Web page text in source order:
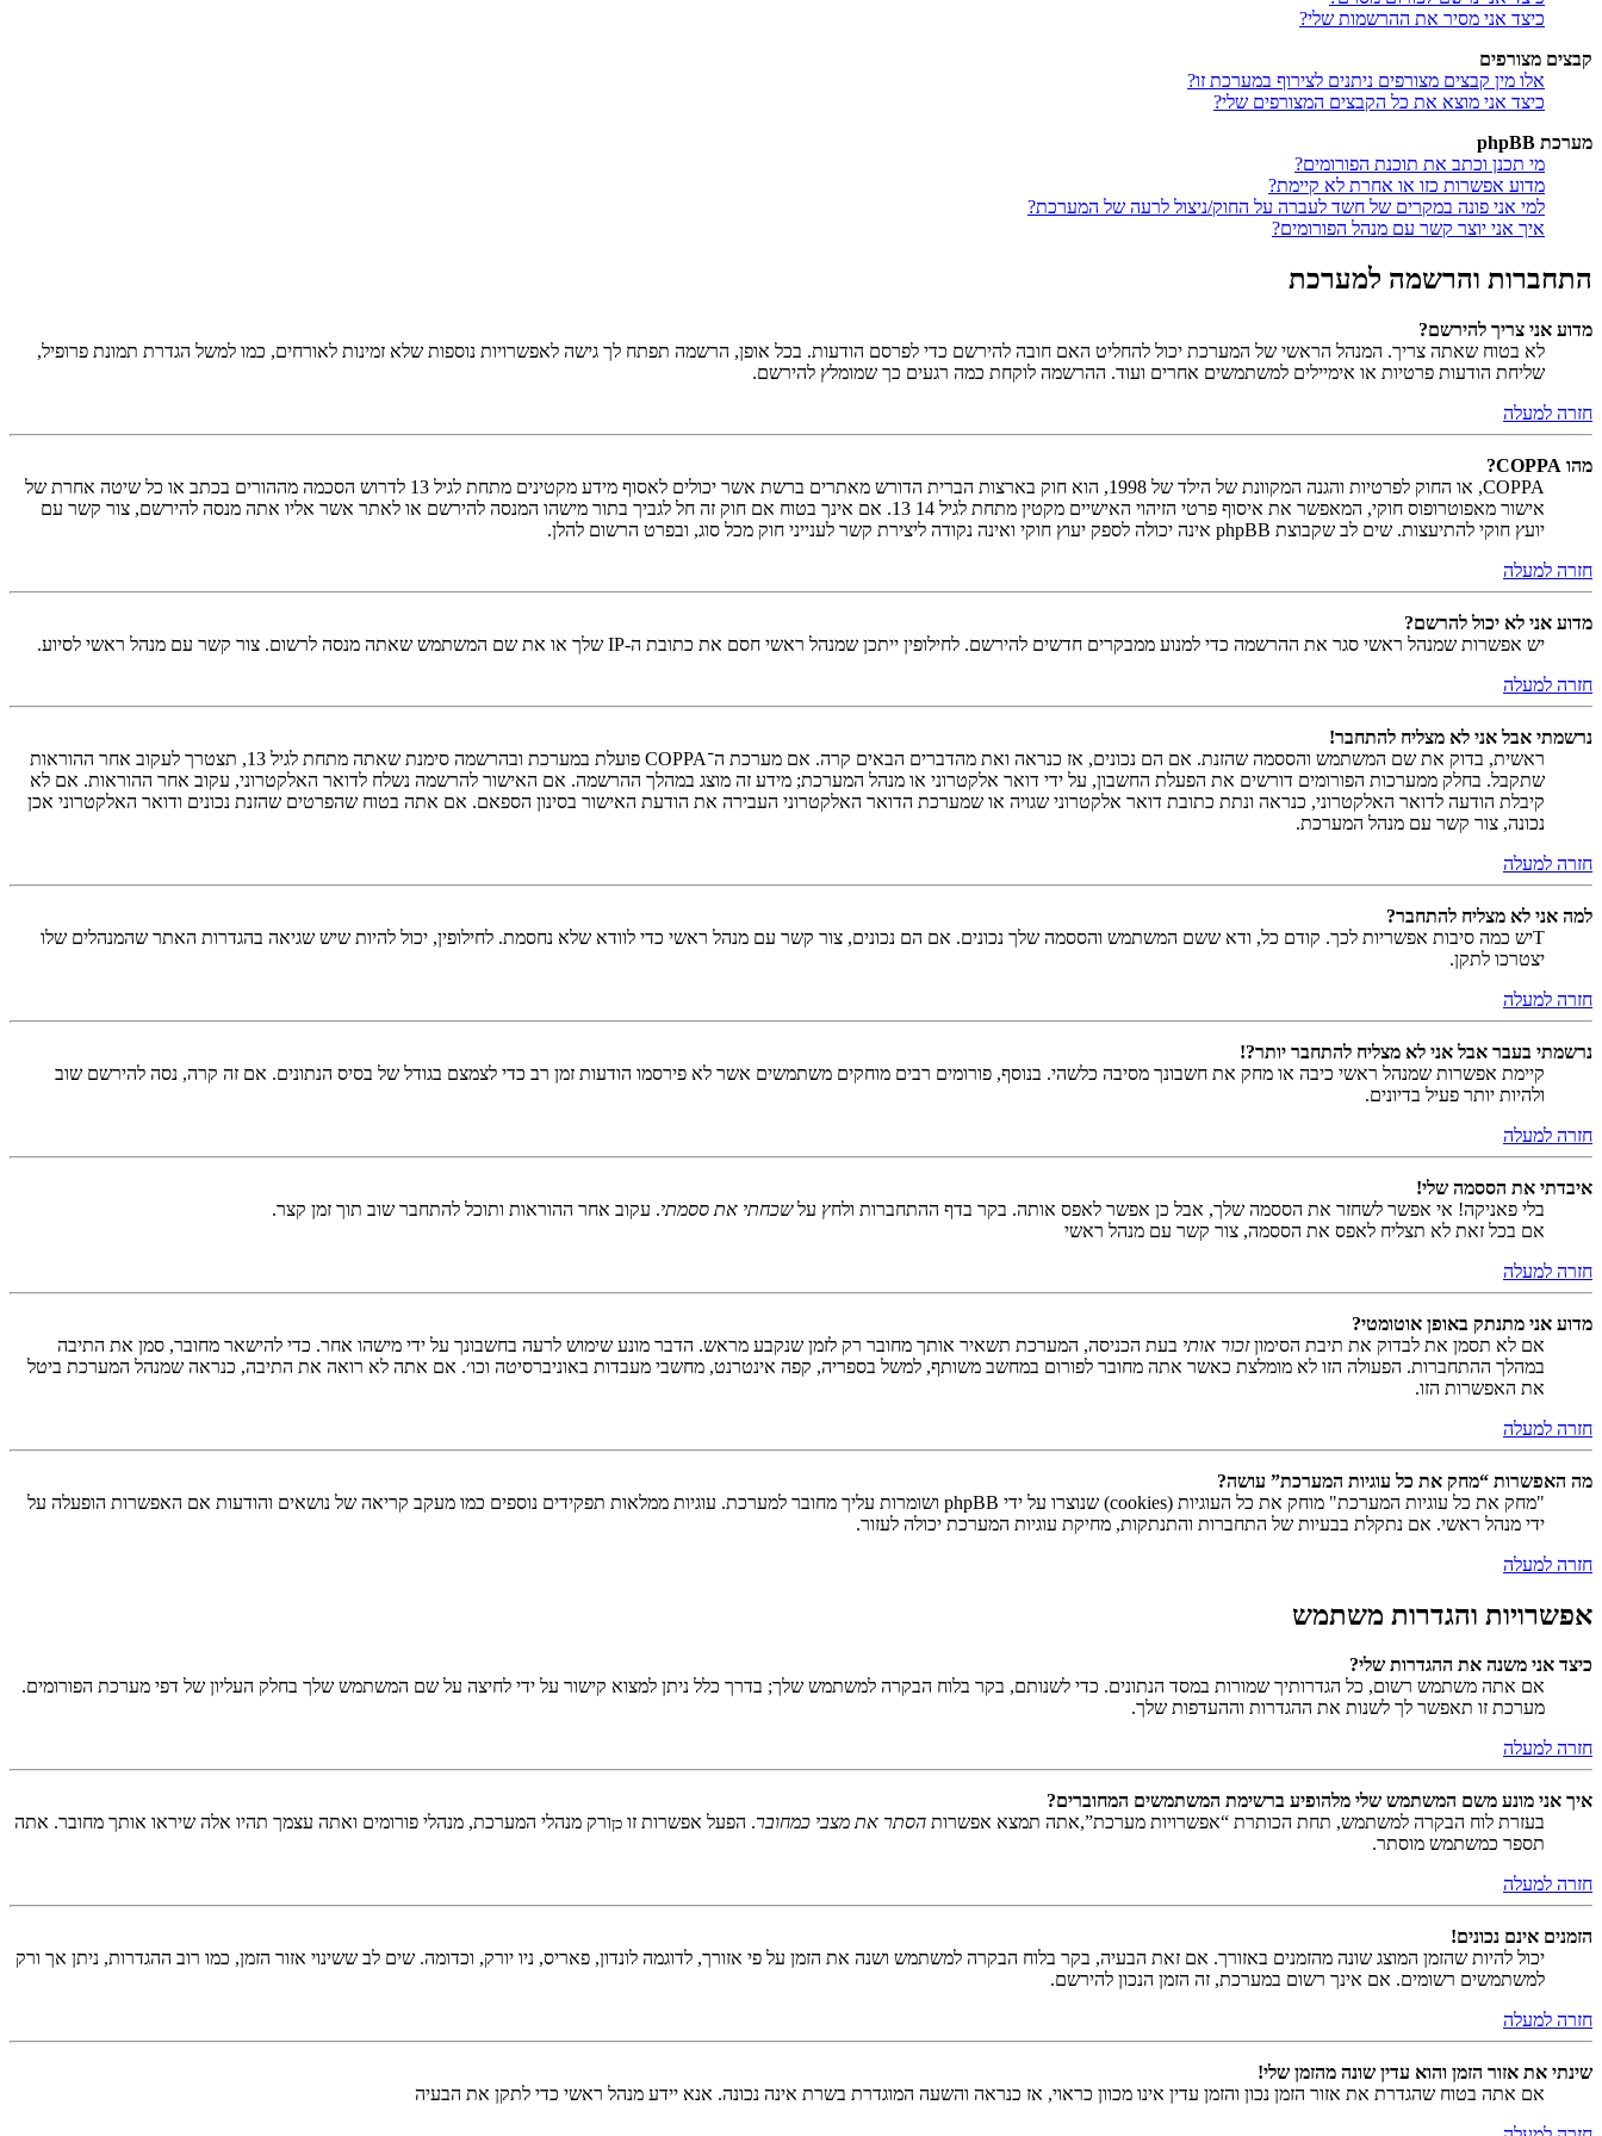
כיצד אני מסיר את ההרשמות שלי?
קבצים מצורפים
אלו מין קבצים מצורפים ניתנים לצירוף במערכת זו?
כיצד אני מוצא את כל הקבצים המצורפים שלי?
מערכת phpBB
מי תכנן וכתב את תוכנת הפורומים?
מדוע אפשרות כזו או אחרת לא קיימת?
למי אני פונה במקרים של חשד לעברה על החוק/ניצול לרעה של המערכת?
איך אני יוצר קשר עם מנהל הפורומים?
התחברות והרשמה למערכת
מדוע אני צריך להירשם?
לא בטוח שאתה צריך. המנהל הראשי של המערכת יכול להחליט האם חובה להירשם כדי לפרסם הודעות. בכל אופן, הרשמה תפתח לך גישה לאפשרויות נוספות שלא זמינות לאורחים, כמו למשל הגדרת תמונת פרופיל,
שליחת הודעות פרטיות או אימיילים למשתמשים אחרים ועוד. ההרשמה לוקחת כמה רגעים כך שמומלץ להירשם.
חזרה למעלה
מהו COPPA?
COPPA, או החוק לפרטיות והגנה המקוונת של הילד של 1998, הוא חוק בארצות הברית הדורש מאתרים ברשת אשר יכולים לאסוף מידע מקטינים מתחת לגיל 13 לדרוש הסכמה מההורים בכתב או כל שיטה אחרת של
אישור מאפוטרופוס חוקי, המאפשר את איסוף פרטי הזיהוי האישיים מקטין מתחת לגיל 14 13. אם אינך בטוח אם חוק זה חל לגביך בתור מישהו המנסה להירשם או לאתר אשר אליו אתה מנסה להירשם, צור קשר עם
יועץ חוקי להתיעצות. שים לב שקבוצת phpBB אינה יכולה לספק יעוץ חוקי ואינה נקודה ליצירת קשר לענייני חוק מכל סוג, ובפרט הרשום להלן.
חזרה למעלה
מדוע אני לא יכול להרשם?
יש אפשרות שמנהל ראשי סגר את ההרשמה כדי למנוע ממבקרים חדשים להירשם. לחילופין ייתכן שמנהל ראשי חסם את כתובת ה-IP שלך או את שם המשתמש שאתה מנסה לרשום. צור קשר עם מנהל ראשי לסיוע.
חזרה למעלה
נרשמתי אבל אני לא מצליח להתחבר!
ראשית, בדוק את שם המשתמש והססמה שהזנת. אם הם נכונים, אז כנראה ואת מהדברים הבאים קרה. אם מערכת ה־COPPA פועלת במערכת ובהרשמה סימנת שאתה מתחת לגיל 13, תצטרך לעקוב אחר ההוראות
שתקבל. בחלק ממערכות הפורומים דורשים את הפעלת החשבון, על ידי דואר אלקטרוני או מנהל המערכת; מידע זה מוצג במהלך ההרשמה. אם האישור להרשמה נשלח לדואר האלקטרוני, עקוב אחר ההוראות. אם לא
קיבלת הודעה לדואר האלקטרוני, כנראה ונתת כתובת דואר אלקטרוני שגויה או שמערכת הדואר האלקטרוני העבירה את הודעת האישור בסינון הספאם. אם אתה בטוח שהפרטים שהזנת נכונים ודואר האלקטרוני אכן
נכונה, צור קשר עם מנהל המערכת.
חזרה למעלה
למה אני לא מצליח להתחבר?
Tיש כמה סיבות אפשריות לכך. קודם כל, ודא ששם המשתמש והססמה שלך נכונים. אם הם נכונים, צור קשר עם מנהל ראשי כדי לוודא שלא נחסמת. לחילופין, יכול להיות שיש שגיאה בהגדרות האתר שהמנהלים שלו
יצטרכו לתקן.
חזרה למעלה
נרשמתי בעבר אבל אני לא מצליח להתחבר יותר?!
קיימת אפשרות שמנהל ראשי כיבה או מחק את חשבונך מסיבה כלשהי. בנוסף, פורומים רבים מוחקים משתמשים אשר לא פירסמו הודעות זמן רב כדי לצמצם בגודל של בסיס הנתונים. אם זה קרה, נסה להירשם שוב
ולהיות יותר פעיל בדיונים.
חזרה למעלה
איבדתי את הססמה שלי!
בלי פאניקה! אי אפשר לשחזר את הססמה שלך, אבל כן אפשר לאפס אותה. בקר בדף ההתחברות ולחץ עלשכחתי את ססמתי. עקוב אחר ההוראות ותוכל להתחבר שוב תוך זמן קצר.
אם בכל זאת לא תצליח לאפס את הססמה, צור קשר עם מנהל ראשי
חזרה למעלה
מדוע אני מתנתק באופן אוטומטי?
אם לא תסמן את לבדוק את תיבת הסימוןזכור אותי בעת הכניסה, המערכת תשאיר אותך מחובר רק לזמן שנקבע מראש. הדבר מונע שימוש לרעה בחשבונך על ידי מישהו אחר. כדי להישאר מחובר, סמן את התיבה
במהלך ההתחברות. הפעולה הזו לא מומלצת כאשר אתה מחובר לפורום במחשב משותף, למשל בספריה, קפה אינטרנט, מחשבי מעבדות באוניברסיטה וכו׳. אם אתה לא רואה את התיבה, כנראה שמנהל המערכת ביטל
את האפשרות הזו.
חזרה למעלה
מה האפשרות “מחק את כל עוגיות המערכת” עושה?
"מחק את כל עוגיות המערכת" מוחק את כל העוגיות (cookies) שנוצרו על ידי phpBB ושומרות עליך מחובר למערכת. עוגיות ממלאות תפקידים נוספים כמו מעקב קריאה של נושאים והודעות אם האפשרות הופעלה על
ידי מנהל ראשי. אם נתקלת בבעיות של התחברות והתנתקות, מחיקת עוגיות המערכת יכולה לעזור.
חזרה למעלה
אפשרויות והגדרות משתמש
כיצד אני משנה את ההגדרות שלי?
אם אתה משתמש רשום, כל הגדרותיך שמורות במסד הנתונים. כדי לשנותם, בקר בלוח הבקרה למשתמש שלך; בדרך כלל ניתן למצוא קישור על ידי לחיצה על שם המשתמש שלך בחלק העליון של דפי מערכת הפורומים.
מערכת זו תאפשר לך לשנות את ההגדרות וההעדפות שלך.
חזרה למעלה
איך אני מונע משם המשתמש שלי מלהופיע ברשימת המשתמשים המחוברים?
בעזרת לוח הבקרה למשתמש, תחת הכותרת “אפשרויות מערכת”,אתה תמצא אפשרות הסתר את מצבי כמחובר. הפעל אפשרות זו כןורק מנהלי המערכת, מנהלי פורומים ואתה עצמך תהיו אלה שיראו אותך מחובר. אתה
תספר כמשתמש מוסתר.
חזרה למעלה
הזמנים אינם נכונים!
יכול להיות שהזמן המוצג שונה מהזמנים באזורך. אם זאת הבעיה, בקר בלוח הבקרה למשתמש ושנה את הזמן על פי אזורך, לדוגמה לונדון, פאריס, ניו יורק, וכדומה. שים לב ששינוי אזור הזמן, כמו רוב ההגדרות, ניתן אך ורק
למשתמשים רשומים. אם אינך רשום במערכת, זה הזמן הנכון להירשם.
חזרה למעלה
שינתי את אזור הזמן והוא עדין שונה מהזמן שלי!
אם אתה בטוח שהגדרת את אזור הזמן נכון והזמן עדין אינו מכוון כראוי, אז כנראה והשעה המוגדרת בשרת אינה נכונה. אנא יידע מנהל ראשי כדי לתקן את הבעיה